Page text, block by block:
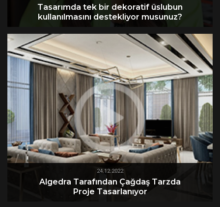
Tasarımda tek bir dekoratif üslubun
kullanılmasını destekliyor musunuz?
24.12.2022
Algedra Tarafından Çağdaş Tarzda
Proje Tasarlanıyor